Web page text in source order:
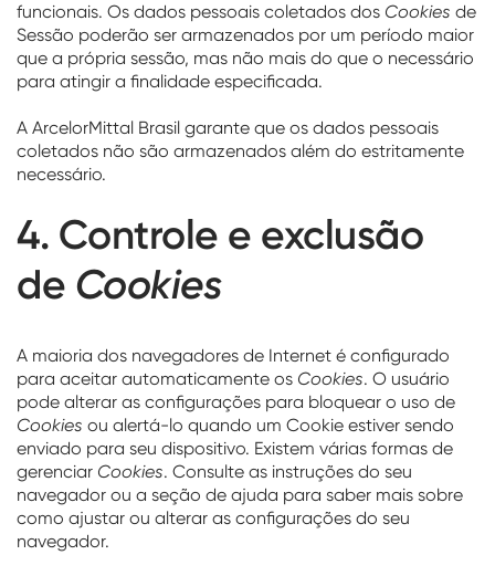
funcionais. Os dados pessoais coletados dos Cookies de
Sessão poderão ser armazenados por um período maior
que a própria sessão, mas não mais do que o necessário
para atingir a finalidade especificada.
A ArcelorMittal Brasil garante que os dados pessoais
coletados não são armazenados além do estritamente
necessário.
4. Controle e exclusão
de Cookies
A maioria dos navegadores de Internet é configurado
para aceitar automaticamente os Cookies. O usuário
pode alterar as configurações para bloquear o uso de
Cookies ou alertá-lo quando um Cookie estiver sendo
enviado para seu dispositivo. Existem várias formas de
gerenciar Cookies. Consulte as instruções do seu
navegador ou a seção de ajuda para saber mais sobre
como ajustar ou alterar as configurações do seu
navegador.